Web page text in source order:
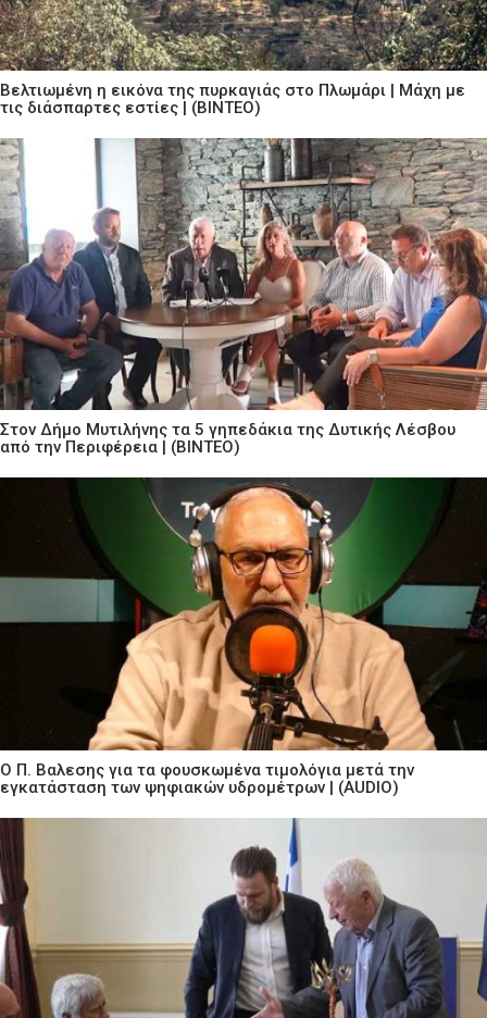
Βελτιωμένη η εικόνα της πυρκαγιάς στο Πλωμάρι | Μάχη με
τις διάσπαρτες εστίες | (ΒΙΝΤΕΟ)
Στον Δήμο Μυτιλήνης τα 5 γηπεδάκια της Δυτικής Λέσβου
από την Περιφέρεια | (ΒΙΝΤΕΟ)
Ο Π. Βαλεσης για τα φουσκωμένα τιμολόγια μετά την
εγκατάσταση των ψηφιακών υδρομέτρων | (AUDIO)